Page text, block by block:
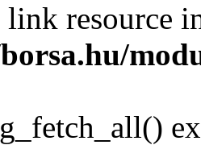
link resource